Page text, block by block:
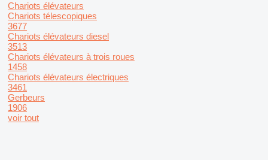
Chariots élévateurs
Chariots télescopiques
3677
Chariots élévateurs diesel
3513
Chariots élévateurs à trois roues
1458
Chariots élévateurs électriques
3461
Gerbeurs
1906
voir tout